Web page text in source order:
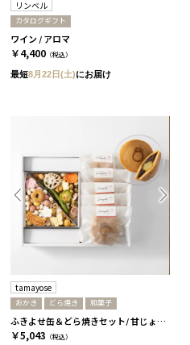
リンベル
カタログギフト
ワイン / アロマ
￥4,400 （税込）
最短8月22日(土)にお届け
tamayose
おかき どら焼き 和菓子
ふきよせ缶＆どら焼きセット/ 甘じょっぱい缶［tamayose］
￥5,043 （税込）